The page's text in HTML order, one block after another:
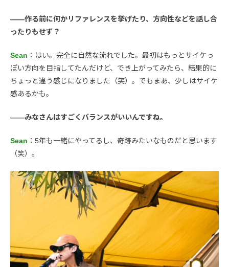
――作る前に何かリファレンスを挙げたり、方向性などを話し合
ったりもせず？
Sean ：はい。完全に自然な流れでした。最初はもっとサイケっ
ぽい方向を目指してたんだけど、でき上がってみたら、結果的に
ちょっと違う感じになりました（笑）。でもまあ、少しはサイケ
感あるかも。
――みなさんはすごくバランスがいいんですね。
Sean ：5年も一緒にやってるし、奇跡みたいなものだと思います
（笑）。